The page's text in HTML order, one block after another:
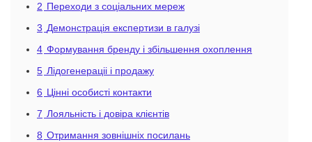
2 Переходи з соціальних мереж
3 Демонстрація експертизи в галузі
4 Формування бренду і збільшення охоплення
5 Лідогенераціі і продажу
6 Цінні особисті контакти
7 Лояльність і довіра клієнтів
8 Отримання зовнішніх посилань